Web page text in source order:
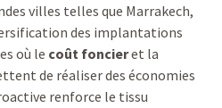
villes telles que Marrakech,
des implantations
où le coût foncieret la
de réaliser des économies
renforce le tissu